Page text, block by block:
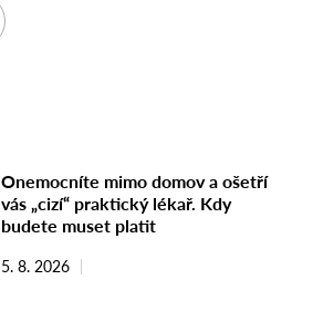
Onemocníte mimo domov a ošetří
vás „cizí“ praktický lékař. Kdy
budete muset platit
5. 8. 2026